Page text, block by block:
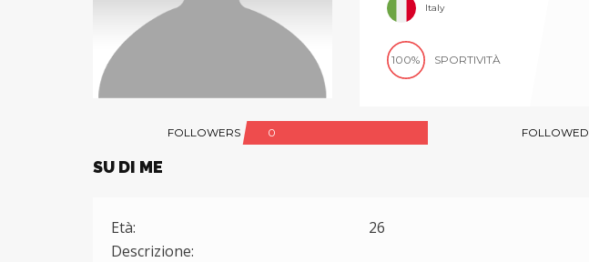
Italy
100% SPORTIVITÀ
FOLLOWERS 0 FOLLOWED
SU DI ME
Età:
26
Descrizione: